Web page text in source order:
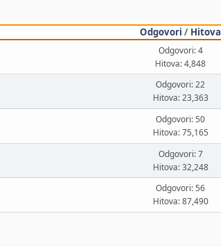
Odgovori / Hitova
Odgovori: 4
Hitova: 4,848
Odgovori: 22
Hitova: 23,363
Odgovori: 50
Hitova: 75,165
Odgovori: 7
Hitova: 32,248
Odgovori: 56
Hitova: 87,490